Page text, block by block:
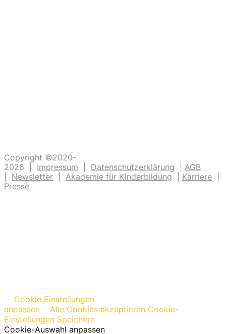
Copyright ©2020-
2026 | Impressum Datenschutzerklärung
AGB
Newsletter Akademie für Kinderbildung Karriere
Presse
Cookie Einstellungen
anpassen
Alle Cookies akzeptieren Cookie-
Einstellungen Speichern
Cookie-Auswahl anpassen